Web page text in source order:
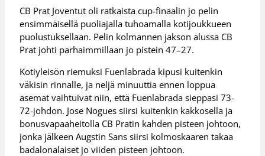
CB Prat Joventut oli ratkaista cup-finaalin jo pelin
ensimmäisellä puoliajalla tuhoamalla kotijoukkueen
puolustuksellaan. Pelin kolmannen jakson alussa CB
Prat johti parhaimmillaan jo pistein 47–27.
Kotiyleisön riemuksi Fuenlabrada kipusi kuitenkin
väkisin rinnalle, ja neljä minuuttia ennen loppua
asemat vaihtuivat niin, että Fuenlabrada sieppasi 73-
72-johdon. Jose Nogues siirsi kuitenkin kakkosella ja
bonusvapaaheitolla CB Pratin kahden pisteen johtoon,
jonka jälkeen Augstin Sans siirsi kolmoskaaren takaa
badalonalaiset jo viiden pisteen johtoon.